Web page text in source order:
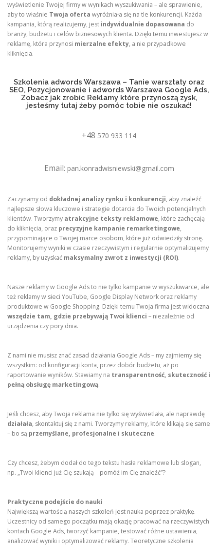
wyświetlenie Twojej firmy w wynikach wyszukiwania – ale sprawienie,
aby to właśnie Twoja oferta wyróżniała się na tle konkurencji. Każda
kampania, którą realizujemy, jest indywidualnie dopasowana do
branży, budżetu i celów biznesowych klienta. Dzięki temu inwestujesz w
reklamę, która przynosi mierzalne efekty, a nie przypadkowe
kliknięcia.
Szkolenia adwords Warszawa – Tanie warsztaty oraz
SEO, Pozycjonowanie i adwords Warszawa Google Ads,
Zobacz jak zrobic Reklamy które przynoszą zysk,
jesteśmy tutaj żeby pomóc tobie nie oszukać!
+48 570 933 114
Email: pan.konradwisniewski@gmail.com
Zaczynamy od dokładnej analizy rynku i konkurencji, aby znaleźć
najlepsze słowa kluczowe i strategie dotarcia do Twoich potencjalnych
klientów. Tworzymy atrakcyjne teksty reklamowe, które zachęcają
do kliknięcia, oraz precyzyjne kampanie remarketingowe,
przypominające o Twojej marce osobom, które już odwiedziły stronę.
Monitorujemy wyniki w czasie rzeczywistym i regularnie optymalizujemy
reklamy, by uzyskać maksymalny zwrot z inwestycji (ROI).
Nasze reklamy w Google Ads to nie tylko kampanie w wyszukiwarce, ale
też reklamy w sieci YouTube, Google Display Network oraz reklamy
produktowe w Google Shopping. Dzięki temu Twoja firma jest widoczna
wszędzie tam, gdzie przebywają Twoi klienci – niezależnie od
urządzenia czy pory dnia.
Z nami nie musisz znać zasad działania Google Ads – my zajmiemy się
wszystkim: od konfiguracji konta, przez dobór budżetu, aż po
raportowanie wyników. Stawiamy na transparentność, skuteczność i
pełną obsługę marketingową.
Jeśli chcesz, aby Twoja reklama nie tylko się wyświetlała, ale naprawdę
działała, skontaktuj się z nami. Tworzymy reklamy, które klikają się same
– bo są przemyślane, profesjonalne i skuteczne.
Czy chcesz, żebym dodał do tego tekstu hasła reklamowe lub slogan,
np. „Twoi klienci już Cię szukają – pomóż im Cię znaleźć”?
Praktyczne podejście do nauki
Największą wartością naszych szkoleń jest nauka poprzez praktykę.
Uczestnicy od samego początku mają okazję pracować na rzeczywistych
kontach Google Ads, tworzyć kampanie, testować różne ustawienia,
analizować wyniki i optymalizować reklamy. Teoretyczne szkolenia